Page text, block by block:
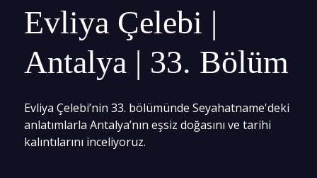
Evliya Çelebi |
Antalya | 33. Bölüm
Evliya Çelebi’nin 33. bölümünde Seyahatname'deki
anlatımlarla Antalya’nın eşsiz doğasını ve tarihi
kalıntılarını inceliyoruz.